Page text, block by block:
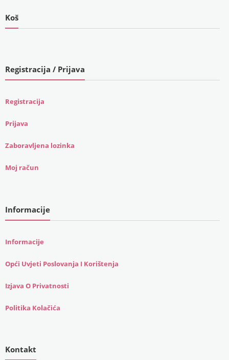
Koš
Registracija / Prijava
Registracija
Prijava
Zaboravljena lozinka
Moj račun
Informacije
Informacije
Opći Uvjeti Poslovanja I Korištenja
Izjava O Privatnosti
Politika Kolačića
Kontakt